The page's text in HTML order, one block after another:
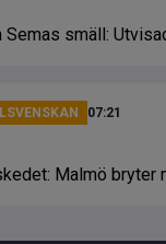
Semas smäll:
07:21
Malmö bryter